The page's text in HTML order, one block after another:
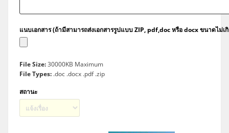
แนบเอกสาร (ถ้ามีสามารถส่งเอกสารรูปแบบ ZIP, pdf,doc หรือ docx ขนาดไม่เ
File Size:30000KB Maximum
File Types: .doc .docx .pdf .zip
สถานะ